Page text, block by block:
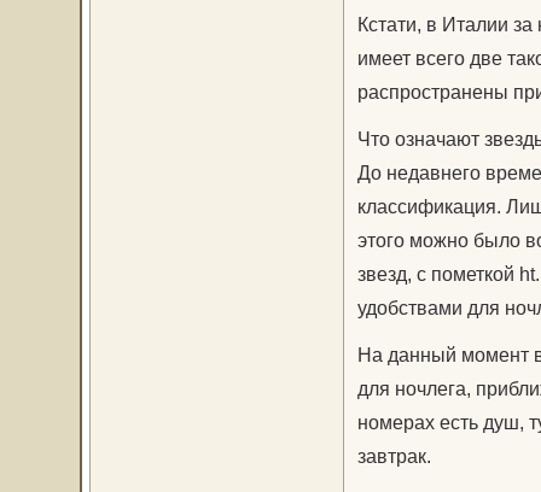
Кстати, в Италии за
имеет всего две
распространены
Что означают
До недавнего
классификация.
этого можно было
звезд, с пометкой
удобствами для
На данный момент
для ночлега,
номерах есть душ,
завтрак.